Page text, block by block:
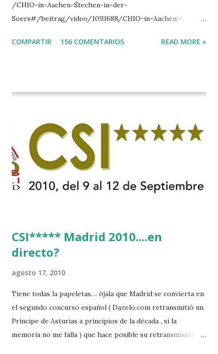
/CHIO-in-Aachen-Stechen-in-der-
Soers#/beitrag/video/1093688/CHIO-in-Aachen:-
COMPARTIR 156 COMENTARIOS READ MORE »
CSI***** Madrid 2010....en
directo?
agosto 17, 2010
Tiene todas la papeletas.... ójala que Madrid se convierta en
el segundo concurso español ( Dazelo.com retransmitió un
Príncipe de Asturias a principios de la década , si la
memoria no me falla ) que hace posible su retransmisión via